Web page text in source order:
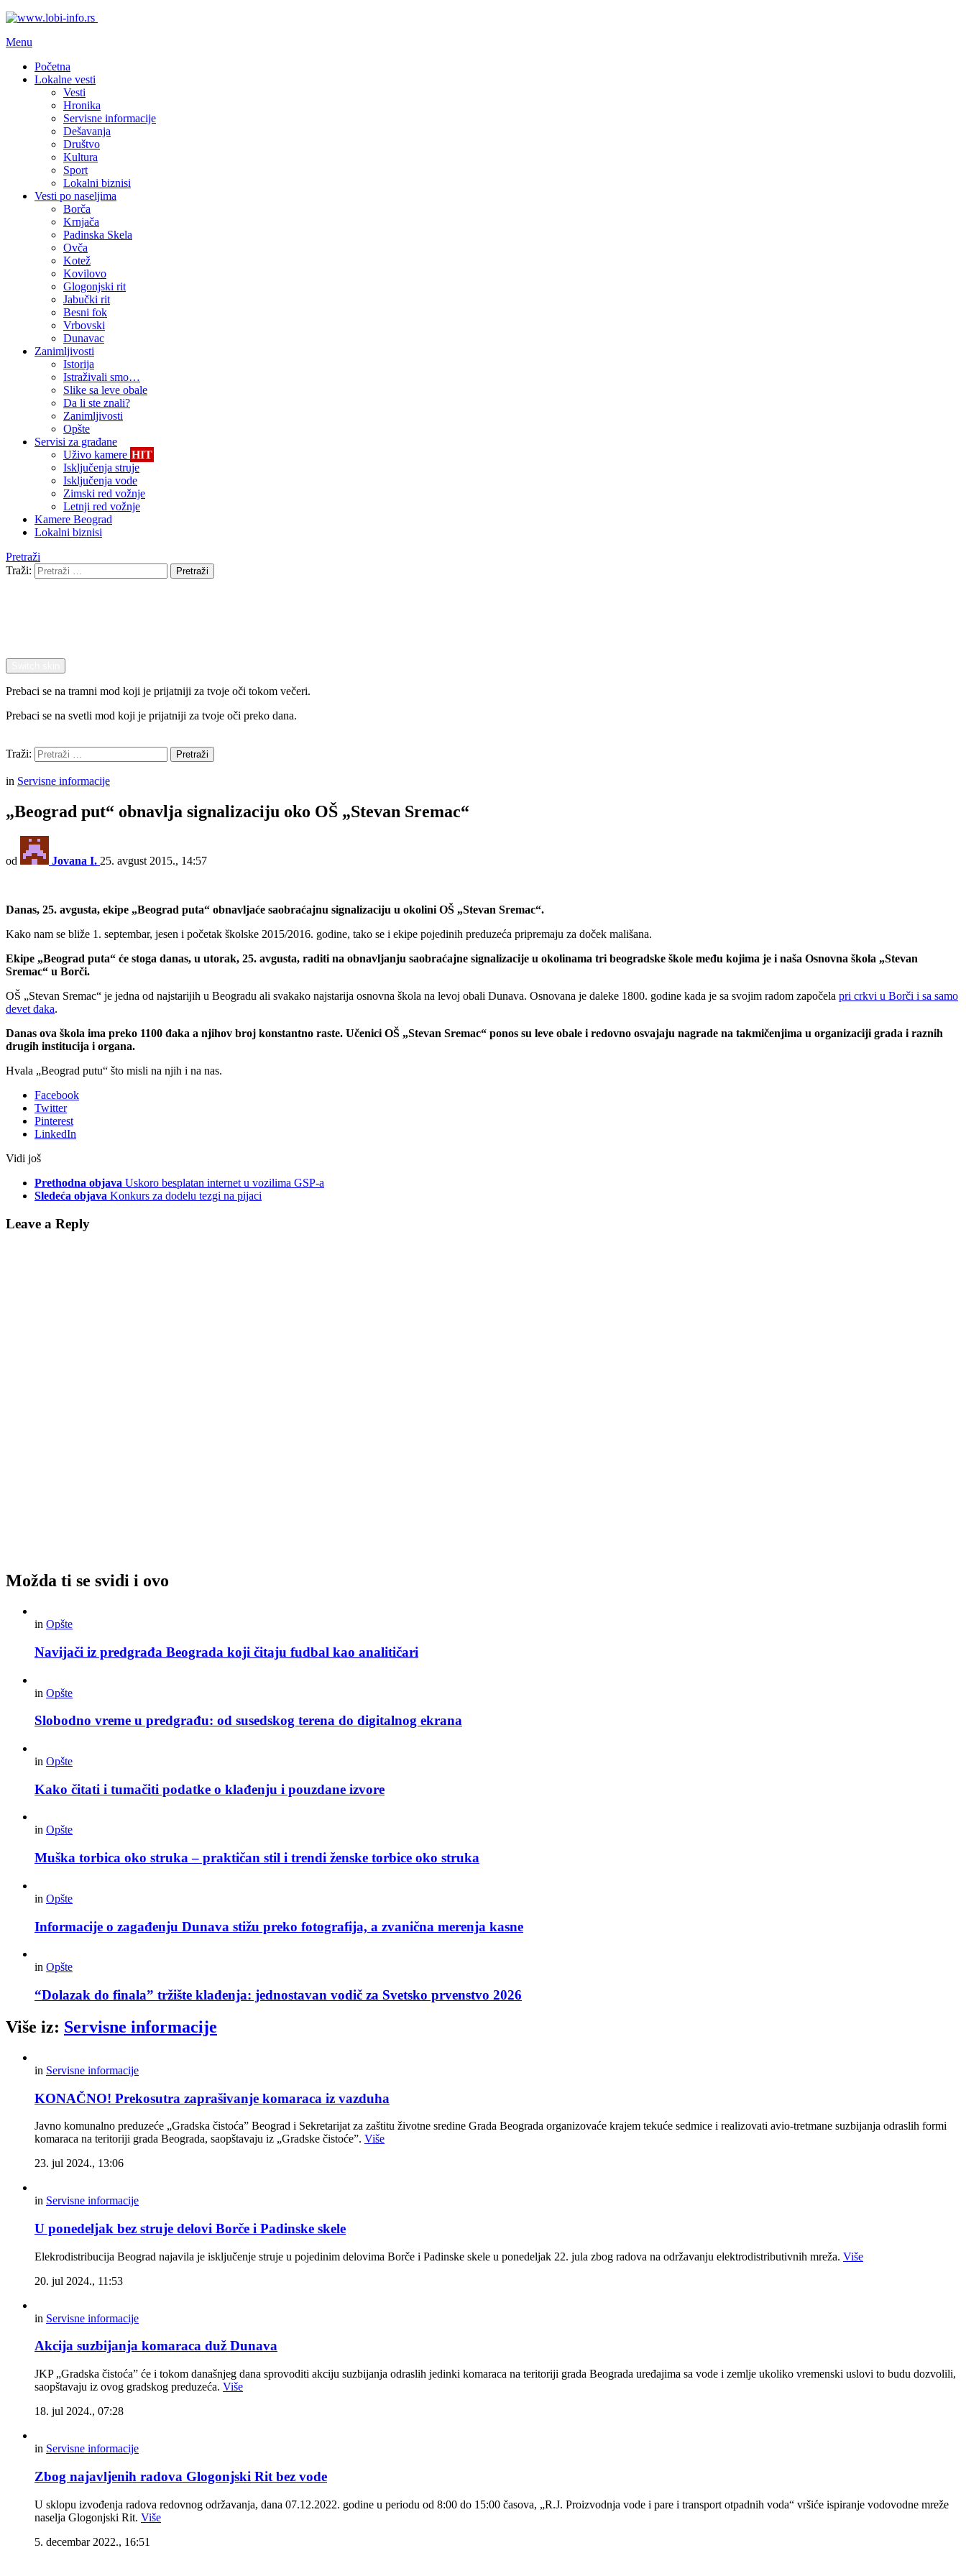
Menu
Početna
Lokalne vesti
Vesti
Hronika
Servisne informacije
Dešavanja
Društvo
Kultura
Sport
Lokalni biznisi
Vesti po naseljima
Borča
Krnjača
Padinska Skela
Ovča
Kotež
Kovilovo
Glogonjski rit
Jabučki rit
Besni fok
Vrbovski
Dunavac
Zanimljivosti
Istorija
Istraživali smo…
Slike sa leve obale
Da li ste znali?
Zanimljivosti
Opšte
Servisi za građane
Uživo kamere HIT
Isključenja struje
Isključenja vode
Zimski red vožnje
Letnji red vožnje
Kamere Beograd
Lokalni biznisi
Pretraži
Traži:
Pretraži
Prebaci se na tramni mod koji je prijatniji za tvoje oči tokom večeri.
Prebaci se na svetli mod koji je prijatniji za tvoje oči preko dana.
Traži:
Pretraži
in Servisne informacije
„Beograd put“ obnavlja signalizaciju oko OŠ „Stevan Sremac“
od Jovana I. 25. avgust 2015., 14:57
Danas, 25. avgusta, ekipe „Beograd puta“ obnavljaće saobraćajnu signalizaciju u okolini OŠ „Stevan Sremac“.
Kako nam se bliže 1. septembar, jesen i početak školske 2015/2016. godine, tako se i ekipe pojedinih preduzeća pripremaju za doček mališana.
Ekipe „Beograd puta“ će stoga danas, u utorak, 25. avgusta, raditi na obnavljanju saobraćajne signalizacije u okolinama tri beogradske škole među kojima je i naša Osnovna škola „Stevan
Sremac“ u Borči.
OŠ „Stevan Sremac“ je jedna od najstarijih u Beogradu ali svakako najstarija osnovna škola na levoj obali Dunava. Osnovana je daleke 1800. godine kada je sa svojim radom započela pri crkvi u Borči i sa samo
devet đaka.
Danas ova škola ima preko 1100 đaka a njihov broj konstantno raste. Učenici OŠ „Stevan Sremac“ ponos su leve obale i redovno osvajaju nagrade na takmičenjima u organizaciji grada i raznih
drugih institucija i organa.
Hvala „Beograd putu“ što misli na njih i na nas.
Facebook
Twitter
Pinterest
LinkedIn
Vidi još
Prethodna objava Uskoro besplatan internet u vozilima GSP-a
Sledeća objava Konkurs za dodelu tezgi na pijaci
Leave a Reply
Možda ti se svidi i ovo
in Opšte
Navijači iz predgrađa Beograda koji čitaju fudbal kao analitičari
in Opšte
Slobodno vreme u predgrađu: od susedskog terena do digitalnog ekrana
in Opšte
Kako čitati i tumačiti podatke o klađenju i pouzdane izvore
in Opšte
Muška torbica oko struka – praktičan stil i trendi ženske torbice oko struka
in Opšte
Informacije o zagađenju Dunava stižu preko fotografija, a zvanična merenja kasne
in Opšte
“Dolazak do finala” tržište klađenja: jednostavan vodič za Svetsko prvenstvo 2026
Više iz: Servisne informacije
in Servisne informacije
KONAČNO! Prekosutra zaprašivanje komaraca iz vazduha
Javno komunalno preduzeće „Gradska čistoća” Beograd i Sekretarijat za zaštitu životne sredine Grada Beograda organizovaće krajem tekuće sedmice i realizovati avio-tretmane suzbijanja odraslih formi
komaraca na teritoriji grada Beograda, saopštavaju iz „Gradske čistoće”. Više
23. jul 2024., 13:06
in Servisne informacije
U ponedeljak bez struje delovi Borče i Padinske skele
Elekrodistribucija Beograd najavila je isključenje struje u pojedinim delovima Borče i Padinske skele u ponedeljak 22. jula zbog radova na održavanju elektrodistributivnih mreža. Više
20. jul 2024., 11:53
in Servisne informacije
Akcija suzbijanja komaraca duž Dunava
JKP „Gradska čistoća” će i tokom današnjeg dana sprovoditi akciju suzbijanja odraslih jedinki komaraca na teritoriji grada Beograda uređajima sa vode i zemlje ukoliko vremenski uslovi to budu dozvolili,
saopštavaju iz ovog gradskog preduzeća. Više
18. jul 2024., 07:28
in Servisne informacije
Zbog najavljenih radova Glogonjski Rit bez vode
U sklopu izvođenja radova redovnog održavanja, dana 07.12.2022. godine u periodu od 8:00 do 15:00 časova, „R.J. Proizvodnja vode i pare i transport otpadnih voda“ vršiće ispiranje vodovodne mreže
naselja Glogonjski Rit. Više
5. decembar 2022., 16:51